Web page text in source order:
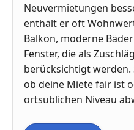
Neuvermietungen
enthält er oft
Balkon, moderne
Fenster, die als
berücksichtigt
ob deine Miete fair ist
ortsüblichen Niveau